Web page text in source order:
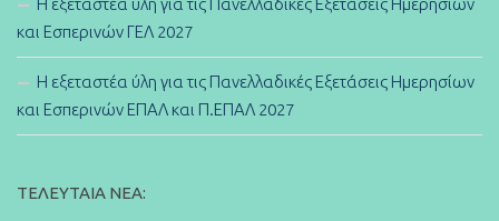
Η εξεταστέα ύλη για τις Πανελλαδικές Εξετάσεις Ημερησίων
και Εσπερινών ΓΕΛ 2027
Η εξεταστέα ύλη για τις Πανελλαδικές Εξετάσεις Ημερησίων
και Εσπερινών ΕΠΑΛ και Π.ΕΠΑΛ 2027
ΤΕΛΕΥΤΑΊΑ ΝΈΑ: